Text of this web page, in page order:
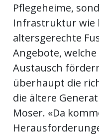
Pflegeheime,
Infrastruktur wie
altersgerechte
Angebote,
Austausch
überhaupt die
die ältere
Moser. «Da